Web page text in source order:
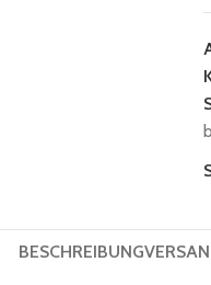
BESCHREIBUNG